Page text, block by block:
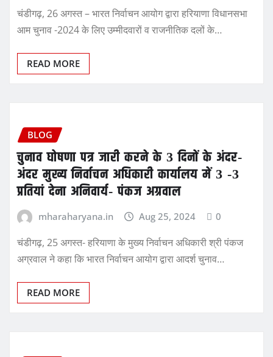
चंडीगढ़, 26 अगस्त – भारत निर्वाचन आयोग द्वारा हरियाणा विधानसभा
आम चुनाव -2024 के लिए उम्मीदवारों व राजनीतिक दलों के…
READ MORE
BLOG
चुनाव घोषणा पत्र जारी करने के 3 दिनों के अंदर-
अंदर मुख्य निर्वाचन अधिकारी कार्यालय में 3 -3
प्रतियां देना अनिवार्य- पंकज अग्रवाल
mharaharyana.in Aug 25, 2024 0
चंडीगढ़, 25 अगस्त- हरियाणा के मुख्य निर्वाचन अधिकारी श्री पंकज
अग्रवाल ने कहा कि भारत निर्वाचन आयोग द्वारा आदर्श चुनाव…
READ MORE